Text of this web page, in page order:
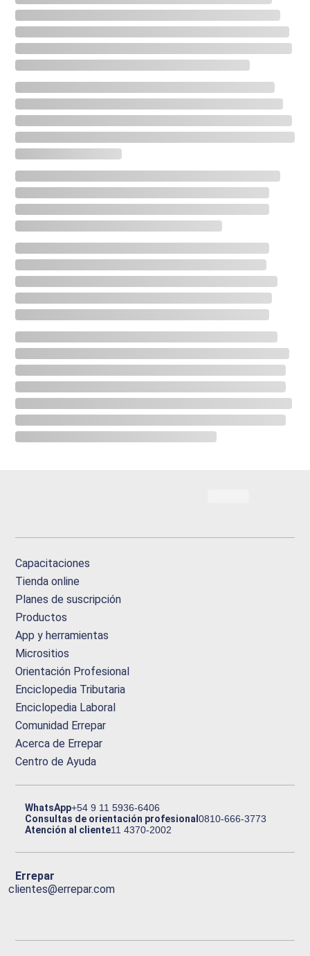
Capacitaciones
Tienda online
Planes de suscripción
Productos
App y herramientas
Micrositios
Orientación Profesional
Enciclopedia Tributaria
Enciclopedia Laboral
Comunidad Errepar
Acerca de Errepar
Centro de Ayuda
WhatsApp+54 9 11 5936-6406
Consultas de orientación profesional0810-666-3773
Atención al cliente11 4370-2002
Errepar
clientes@errepar.com